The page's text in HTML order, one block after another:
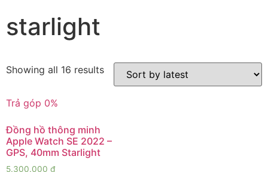
starlight
Showing all 16 results
Trả góp 0%
Đồng hồ thông minh
Apple Watch SE 2022 –
GPS, 40mm Starlight
5.300.000 ₫